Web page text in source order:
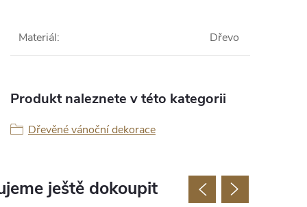
Materiál: Dřevo
Produkt naleznete v této kategorii
Dřevěné vánoční dekorace
ještě dokoupit